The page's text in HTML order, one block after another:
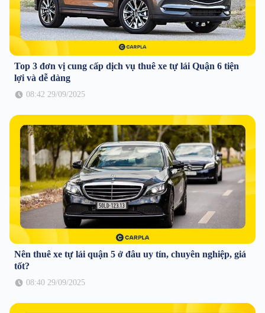
Top 3 đơn vị cung cấp dịch vụ thuê xe tự lái Quận 6 tiện
lợi và dễ dàng
08:42 29/09/2025
Nên thuê xe tự lái quận 5 ở đâu uy tín, chuyên nghiệp, giá
tốt?
08:40 29/09/2025